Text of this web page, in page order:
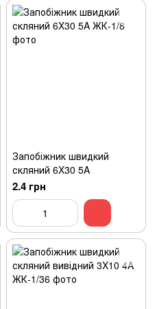
Запобіжник швидкий
скляний 6X30 5A
2.4 грн